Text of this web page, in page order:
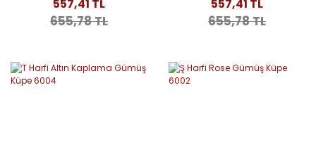
557,41 TL
655,78 TL
557,41 TL
655,78 TL